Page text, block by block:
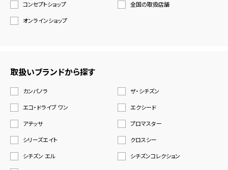
コンセプトショップ
全国の取扱店舗
オンラインショップ
取扱いブランドから探す
カンパノラ
ザ・シチズン
エコ・ドライブ ワン
エクシード
アテッサ
プロマスター
シリーズエイト
クロスシー
シチズン エル
シチズンコレクション